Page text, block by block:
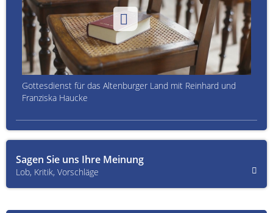
Gottesdienst für das Altenburger Land mit Reinhard und
Franziska Haucke
Sagen Sie uns Ihre Meinung
Lob, Kritik, Vorschläge